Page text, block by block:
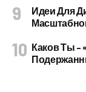
Идеи Для
Каков Ты –